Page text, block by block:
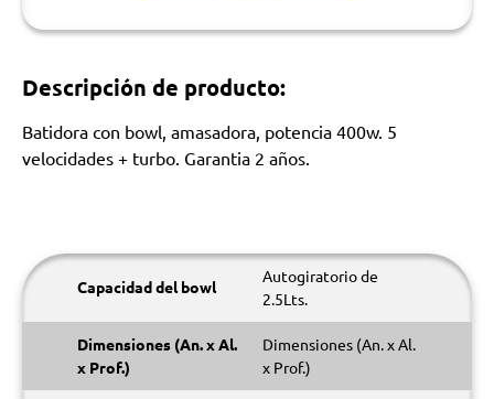
Descripción de producto:
Batidora con bowl, amasadora, potencia 400w. 5
velocidades + turbo. Garantia 2 años.
Capacidad del bowl
Autogiratorio de
2.5Lts.
Dimensiones (An. x Al.
x Prof.)
Dimensiones (An. x Al.
x Prof.)